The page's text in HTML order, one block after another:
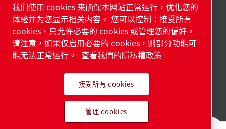
網站地圖管理 cookies© 2026 著作權。
Taiwan / ZH
領先業界的產品。滿懷熱情
我们使用 cookies 来确保本网站正常运行，优化您的
体验并为您显示相关内容。 您可以控制：接受所有
cookies、只允许必要的 cookies 或管理您的偏好。
请注意，如果仅启用必要的 cookies，则部分功能可
能无法正常运行。
查看我們的隱私權政策
接受所有 cookies
管理 cookies